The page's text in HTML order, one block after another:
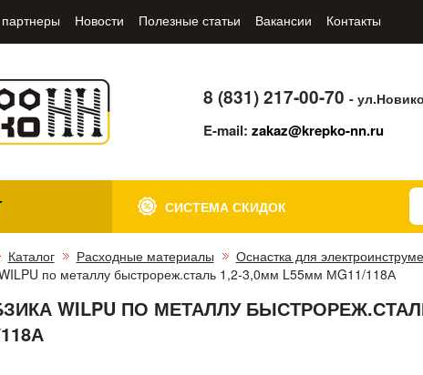
Новости Полезные статьи Вакансии Контакты
8 (831) 217-00-70-
E-mail:zakaz@krepko-nn.ru
СИСТЕМА СКИДОК
Каталог Расходные материалы Оснастка для
по металлу быстрореж.сталь 1,2-3,0мм L55мм МG11/118А
WILPU ПО МЕТАЛЛУ